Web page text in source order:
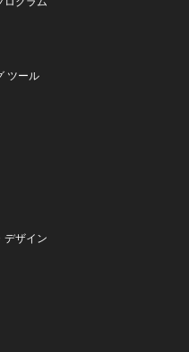
ツール
デザイン